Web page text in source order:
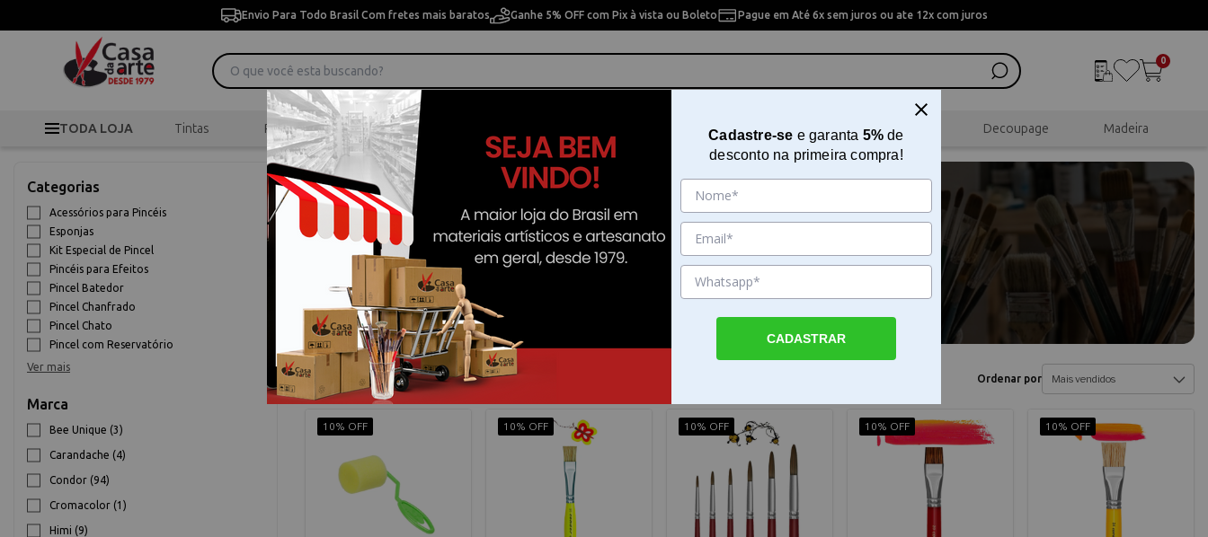
Envio Para Todo Brasil Com fretes mais baratos Ganhe 5% OFF com Pix à vista ou Boleto Pague em Até 6x sem juros ou ate 12x com juros
0
TODA LOJA Tintas Pincéis Desenho Pintura Artesanal Scrapbook Decoupage Madeira
Categorias
Acessórios para Pincéis
Esponjas
Kit Especial de Pincel
Pincéis para Efeitos
Pincel Batedor
Pincel Chanfrado
Pincel Chato
Pincel com Reservatório
Ver mais
Marca
Bee Unique (3)
Carandache (4)
Condor (94)
Cromacolor (1)
Himi (9)
Início Pincéis
Pincéis Ordenar por
10% OFF 10% OFF 10% OFF 10% OFF 10% OFF
Cadastre-se e garanta 5%de
desconto na primeira compra!
CADASTRAR